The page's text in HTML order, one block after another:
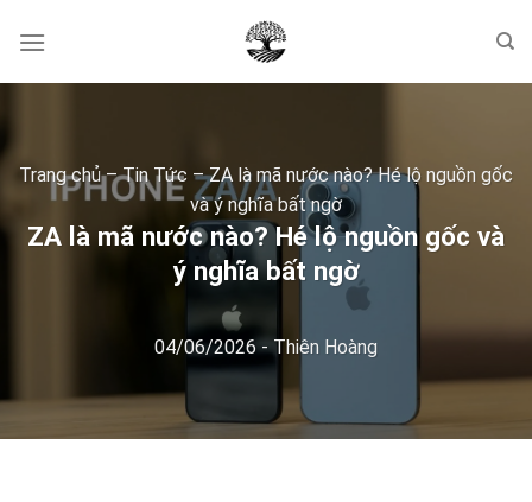
Trang chủ–Tin Tức –ZA là mã nước nào? Hé lộ nguồn gốc
và ý nghĩa bất ngờ
ZA là mã nước nào? Hé lộ nguồn gốc và
ý nghĩa bất ngờ
04/06/2026 - Thiên Hoàng